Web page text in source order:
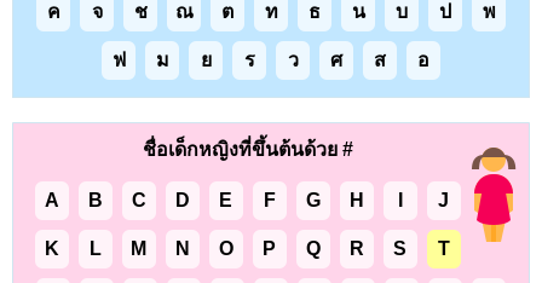
ค จ ช ณ ต ท ธ น บ ป พ
ฟ ม ย ร ว ศ ส อ
ชื่อเด็กหญิงที่ขึ้นต้นด้วย #
A B C D E F G H J
K L M N O P Q R S T